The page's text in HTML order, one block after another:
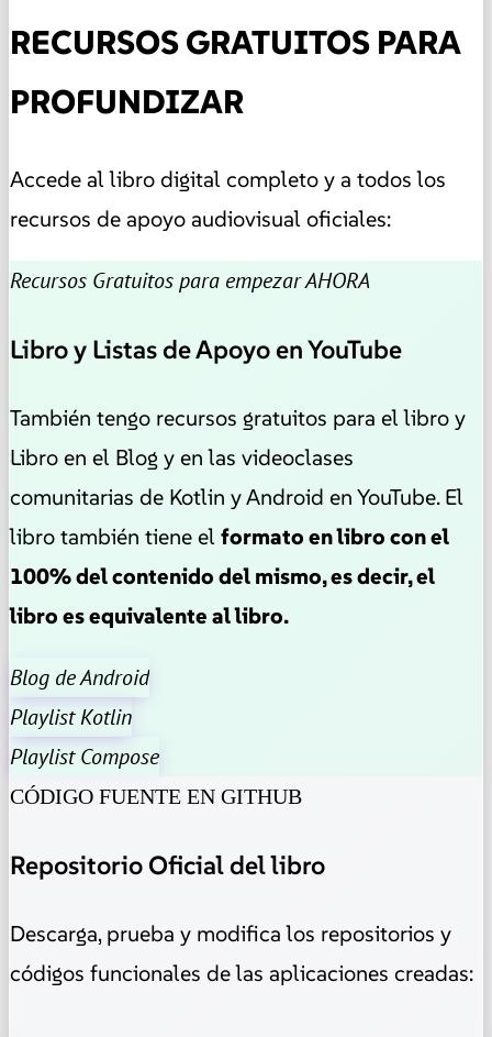
RECURSOS GRATUITOS PARA
PROFUNDIZAR
Accede al libro digital completo y a todos los
recursos de apoyo audiovisual oficiales:
Recursos Gratuitos para empezar AHORA
Libro y Listas de Apoyo en YouTube
También tengo recursos gratuitos para el libro y
Libro en el Blog y en las videoclases
comunitarias de Kotlin y Android en YouTube. El
libro también tiene el formato en libro con el
100% del contenido del mismo, es decir, el
libro es equivalente al libro.
Blog de Android
Playlist Kotlin
Playlist Compose
CÓDIGO FUENTE EN GITHUB
Repositorio Oficial del libro
Descarga, prueba y modifica los repositorios y
códigos funcionales de las aplicaciones creadas: